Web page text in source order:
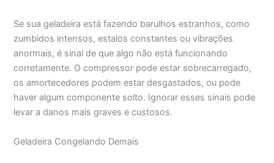
Se sua geladeira está fazendo barulhos estranhos, como
zumbidos intensos, estalos constantes ou vibrações
anormais, é sinal de que algo não está funcionando
corretamente. O compressor pode estar sobrecarregado,
os amortecedores podem estar desgastados, ou pode
haver algum componente solto. Ignorar esses sinais pode
levar a danos mais graves e custosos.
Geladeira Congelando Demais